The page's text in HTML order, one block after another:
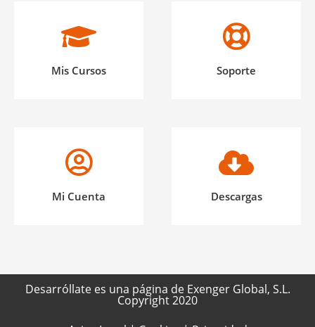
Mis Cursos Soporte
Mi Cuenta Descargas
Desarróllate es una página de Exenger Global, S.L.
Copyright 2020